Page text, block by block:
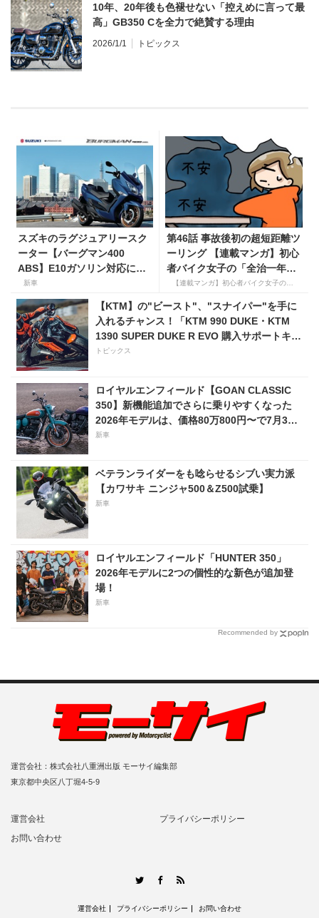
10年、20年後も色褪せない「控えめに言って最
高」GB350 Cを全力で絶賛する理由
2026/1/1 トピックス
スズキのラグジュアリースク
ーター【バーグマン400
ABS】E10ガソリン対応に仕
様変更して発売。価格は据え
置きの98万100円！
新車
第46話 事故後初の超短距離ツ
ーリング 【連載マンガ】初心
者バイク女子の「全治一年」
から始める起死回生日記
【連載マンガ】初心者バイク女子の「全治一年」から始める起死回生日記
【KTM】の"ビースト"、"スナイパー"を手に
入れるチャンス！「KTM 990 DUKE・KTM
1390 SUPER DUKE R EVO 購入サポートキャ
ンペーン」
トピックス
ロイヤルエンフィールド【GOAN CLASSIC
350】新機能追加でさらに乗りやすくなった
2026年モデルは、価格80万800円〜で7月31
日発売！
新車
ベテランライダーをも唸らせるシブい実力派
【カワサキ ニンジャ500＆Z500試乗】
新車
ロイヤルエンフィールド「HUNTER 350」
2026年モデルに2つの個性的な新色が追加登
場！
新車
Recommended by
運営会社：株式会社八重洲出版 モーサイ編集部
東京都中央区八丁堀4-5-9
運営会社
プライバシーポリシー
お問い合わせ
TwitterFacebook
運営会社 プライバシーポリシー お問い合わせ